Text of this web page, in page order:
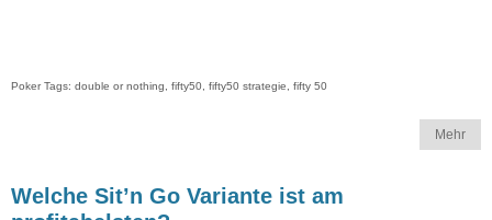
Poker Tags: double or nothing, fifty50, fifty50 strategie, fifty 50
Mehr
Welche Sit’n Go Variante ist am